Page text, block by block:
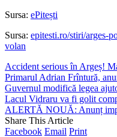
Sursa: ePitești
Sursa: epitesti.ro/stiri/arges-
volan
Accident serious în Argeș!
Primarul Adrian Frîntură,
Guvernul modifică legea
Lacul Vidraru va fi golit
ALERTĂ NOUĂ: Anunț
Share This Article
Facebook Email Print